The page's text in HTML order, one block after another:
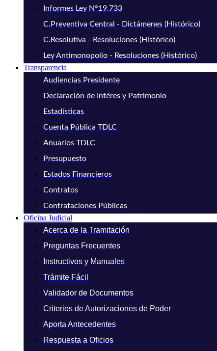
Informes Ley N°19.733
C.Preventiva Central - Dictámenes (Histórico)
C.Resolutiva - Resoluciones (Histórico)
Ley Antimonopolio - Resoluciones (Histórico)
Transparencia
Audiencias Presidente
Declaración de Intéres y Patrimonio
Estadísticas
Cuenta Pública TDLC
Anuarios TDLC
Presupuesto
Estados Financieros
Contratos
Contrataciones Públicas
Oficina Judicial
Acerca de la Tramitación
Preguntas Frecuentes
Instructivos y Manuales
Trámite Fácil
Validador de Documentos
Criterios de Autorizaciones de Poder
Aporta Antecedentes
Respuesta a Oficios